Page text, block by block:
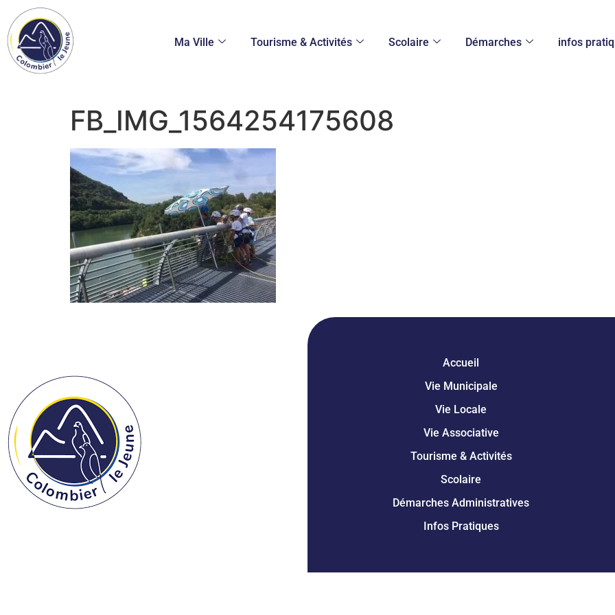
Ma Ville Tourisme & Activités Scolaire Démarches infos
FB_IMG_1564254175608
Accueil
Vie Municipale
Vie Locale
Vie Associative
Tourisme & Activités
Scolaire
Démarches Administratives
Infos Pratiques